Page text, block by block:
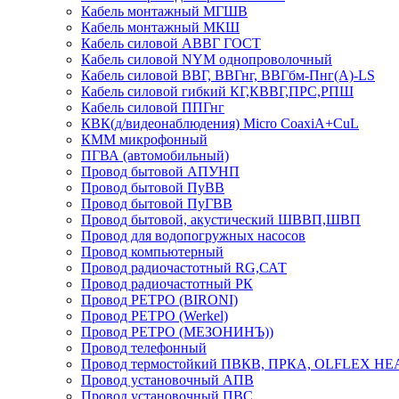
Кабель монтажный МГШВ
Кабель монтажный МКШ
Кабель силовой АВВГ ГОСТ
Кабель силовой NYM однопроволочный
Кабель силовой ВВГ, ВВГнг, ВВГбм-Пнг(А)-LS
Кабель силовой гибкий КГ,КВВГ,ПРС,РПШ
Кабель силовой ППГнг
КВК(д/видеонаблюдения) Micro CoaxiA+CuL
КММ микрофонный
ПГВА (автомобильный)
Провод бытовой АПУНП
Провод бытовой ПуВВ
Провод бытовой ПуГВВ
Провод бытовой, акустический ШВВП,ШВП
Провод для водопогружных насосов
Провод компьютерный
Провод радиочастотный RG,САТ
Провод радиочастотный РК
Провод РЕТРО (BIRONI)
Провод РЕТРО (Werkel)
Провод РЕТРО (МЕЗОНИНЪ))
Провод телефонный
Провод термостойкий ПВКВ, ПРКА, OLFLEX
Провод установочный АПВ